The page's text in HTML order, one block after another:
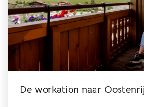
De workation naar